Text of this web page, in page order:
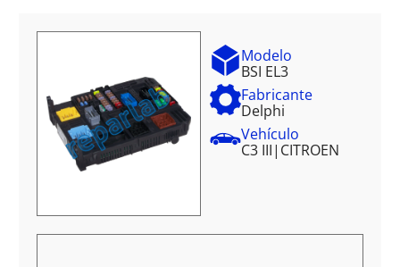
Modelo
BSI EL3
Fabricante
Delphi
Vehículo
C3 III| CITROEN